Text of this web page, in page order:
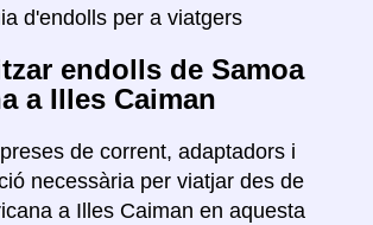
d'endolls per a viatgers
endolls de Samoa
a Illes Caiman
de corrent, adaptadors i
necessària per viatjar des de
a Illes Caiman en aquesta